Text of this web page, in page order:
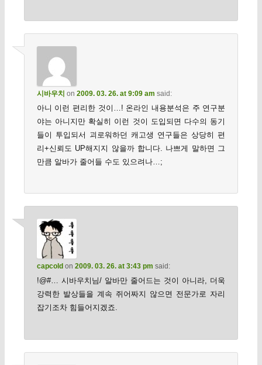
시바우치 on 2009. 03. 26. at 9:09 am said:
아니 이런 편리한 것이…! 온라인 내용분석은 주 연구분
야는 아니지만 확실히 이런 것이 도입되면 다수의 동기
들이 투입되서 괴로워하던 캐고생 연구들은 상당히 편
리+신뢰도 UP해지지 않을까 합니다. 나쁘게 말하면 그
만큼 알바가 줄어들 수도 있으려나…;
capcold on 2009. 03. 26. at 3:43 pm said:
!@#… 시바우치님/ 알바만 줄어드는 것이 아니라, 더욱
강력한 발상들을 계속 쥐어짜지 않으면 전문가로 자리
잡기조차 힘들어지겠죠.